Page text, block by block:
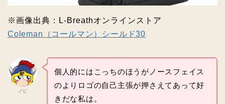
※画像出典：L‐Breathオンラインストア
Coleman（コールマン）シールド30
ノビ
個人的にはこっちのほうがノースフェイス
のよりロゴの自己主張が押さえてあって好
きだな私は。